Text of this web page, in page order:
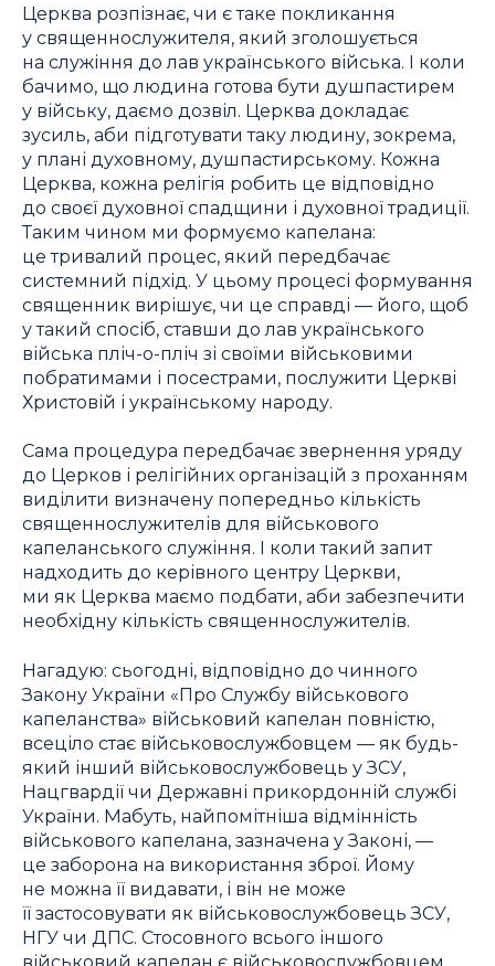
Церква розпізнає, чи є таке покликання
у священнослужителя, який зголошується
на служіння до лав українського війська. І коли
бачимо, що людина готова бути душпастирем
у війську, даємо дозвіл. Церква докладає
зусиль, аби підготувати таку людину, зокрема,
у плані духовному, душпастирському. Кожна
Церква, кожна релігія робить це відповідно
до своєї духовної спадщини і духовної традиції.
Таким чином ми формуємо капелана:
це тривалий процес, який передбачає
системний підхід. У цьому процесі формування
священник вирішує, чи це справді — його, щоб
у такий спосіб, ставши до лав українського
війська пліч-о-пліч зі своїми військовими
побратимами і посестрами, послужити Церкві
Христовій і українському народу.
Сама процедура передбачає звернення уряду
до Церков і релігійних організацій з проханням
виділити визначену попередньо кількість
священнослужителів для військового
капеланського служіння. І коли такий запит
надходить до керівного центру Церкви,
ми як Церква маємо подбати, аби забезпечити
необхідну кількість священнослужителів.
Нагадую: сьогодні, відповідно до чинного
Закону України «Про Службу військового
капеланства» військовий капелан повністю,
всеціло стає військовослужбовцем — як будь-
який інший військовослужбовець у ЗСУ,
Нацгвардії чи Державні прикордонній службі
України. Мабуть, найпомітніша відмінність
військового капелана, зазначена у Законі, —
це заборона на використання зброї. Йому
не можна її видавати, і він не може
її застосовувати як військовослужбовець ЗСУ,
НГУ чи ДПС. Стосовного всього іншого
військовий капелан є військовослужбовцем.